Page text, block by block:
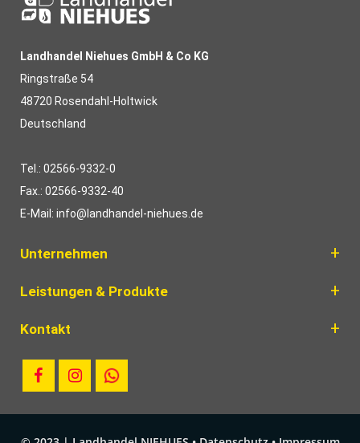
Landhandel Niehues GmbH & Co KG
Ringstraße 54
48720 Rosendahl-Holtwick
Deutschland
Tel.: 02566-9332-0
Fax.: 02566-9332-40
E-Mail: info@landhandel-niehues.de
Unternehmen
Leistungen & Produkte
Kontakt